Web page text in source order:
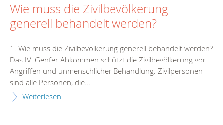
Wie muss die Zivilbevölkerung
generell behandelt werden?
1. Wie muss die Zivilbevölkerung generell behandelt werden?
Das IV. Genfer Abkommen schützt die Zivilbevölkerung vor
Angriffen und unmenschlicher Behandlung. Zivilpersonen
sind alle Personen, die...
Weiterlesen